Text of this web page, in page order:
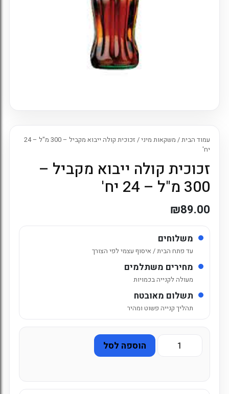
עמוד הבית/ משקאות מיני
/ זכוכית קולה ייבוא מקביל – 300 מ"ל – 24
יח'
זכוכית קולה ייבוא מקביל –
300 מ"ל – 24 יח'
₪89.00
משלוחים
עד פתח הבית / איסוף עצמי לפי הצורך
מחירים משתלמים
מעולה לקנייה בכמויות
תשלום מאובטח
תהליך קנייה פשוט ומהיר
הוספה לסל